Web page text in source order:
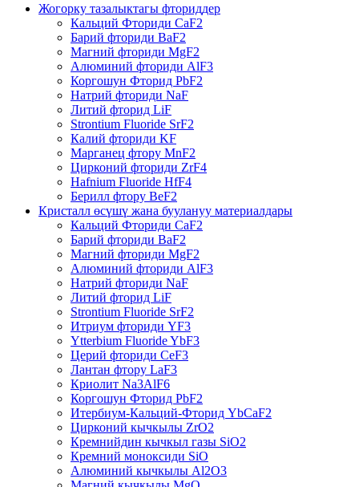
Жогорку тазалыктагы фториддер
Кальций Фториди CaF2
Барий фториди BaF2
Магний фториди MgF2
Алюминий фториди AlF3
Коргошун Фторид PbF2
Натрий фториди NaF
Литий фторид LiF
Strontium Fluoride SrF2
Калий фториди KF
Марганец фтору MnF2
Цирконий фториди ZrF4
Hafnium Fluoride HfF4
Берилл фтору BeF2
Кристалл өсүшү жана буулануу материалдары
Кальций Фториди CaF2
Барий фториди BaF2
Магний фториди MgF2
Алюминий фториди AlF3
Натрий фториди NaF
Литий фторид LiF
Strontium Fluoride SrF2
Итриум фториди YF3
Ytterbium Fluoride YbF3
Церий фториди CeF3
Лантан фтору LaF3
Криолит Na3AlF6
Коргошун Фторид PbF2
Итербиум-Кальций-Фторид YbCaF2
Цирконий кычкылы ZrO2
Кремнийдин кычкыл газы SiO2
Кремний моноксиди SiO
Алюминий кычкылы Al2O3